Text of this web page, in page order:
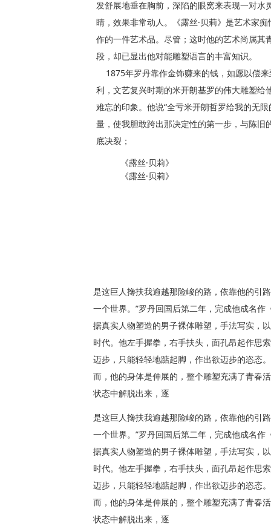
发舒展地垂在胸前，深陷的眼窝来表现一对水
睛，效果非常动人。《露丝·贝莉》是艺术家痴
作的一件艺术品。尽管；这时他的艺术尚属其
段，却已显出他对能雕塑语言的丰富知识。
1875年罗丹靠作金饰赚来的钱，如愿以偿来
利，文艺复兴时期的米开朗基罗的伟大雕塑给
难忘的印象。他说“全亏米开朗哲罗给我的无限
量，使我胆敢跨出那决定性的第一步，与陈旧
底决裂；
《露丝·贝莉》
《露丝·贝莉》
是这巨人搀扶我逾越那险峻的路，依靠他的引
一个世界。”罗丹回国后第二年，完成他成名作
据真实人物塑造的男子裸体雕塑，手法写实，
时代。他左手握拳，右手扶头，面孔昂起作思
迈步，只能轻轻地踮起脚，作出欲迈步的恣态
而，他的身体是伸展的，整个雕塑充满了青春
状态中解脱出来，逐
是这巨人搀扶我逾越那险峻的路，依靠他的引
一个世界。”罗丹回国后第二年，完成他成名作
据真实人物塑造的男子裸体雕塑，手法写实，
时代。他左手握拳，右手扶头，面孔昂起作思
迈步，只能轻轻地踮起脚，作出欲迈步的恣态
而，他的身体是伸展的，整个雕塑充满了青春
状态中解脱出来，逐